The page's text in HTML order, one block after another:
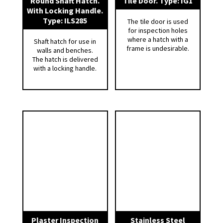
Galvanisert stål i ramme og lokk.
Isolering:
Luken leveres uisolert.
• For å sikre god tetting mellom flens og
With Locking Handle.
Type: ILS285
Shaft hatch for use in
walls and benches.
The hatch is delivered
with a locking handle.
The tile door is used
for inspection holes
where a hatch with a
frame is undesirable.
Plaster Inspection Stainless Steel